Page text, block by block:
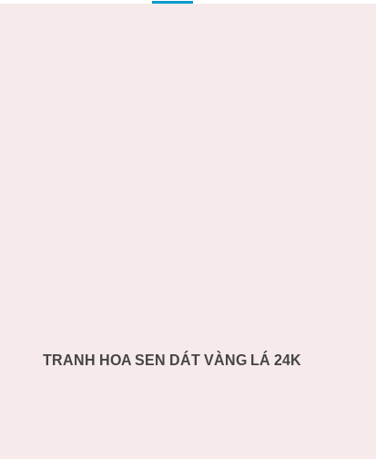
TRANH HOA SEN DÁT VÀNG LÁ 24K